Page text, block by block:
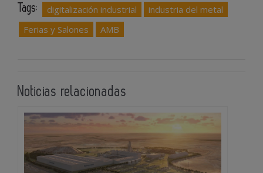
Tags: digitalización industrial
industria del metal
Ferias y Salones
AMB
Noticias relacionadas